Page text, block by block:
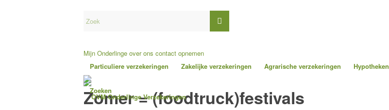
Mijn Onderlinge over ons contact opnemen
Particuliere verzekeringen
Zakelijke verzekeringen Agrarische verzekeringen Hypotheken
Zoeken
Zomer = (foodtruck)festivals